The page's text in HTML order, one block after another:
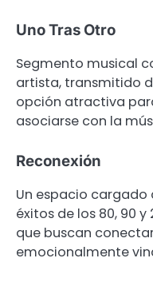
Uno Tras Otro
Segmento musical
artista, transmitido
opción atractiva
asociarse con la
Reconexión
Un espacio
éxitos de los 80, 90
que buscan
emocionalmente